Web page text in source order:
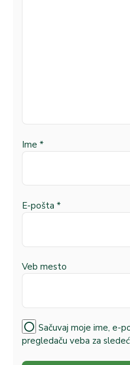
Ime *
E-pošta *
Veb mesto
Sačuvaj moje ime, e-
pregledaču veba za